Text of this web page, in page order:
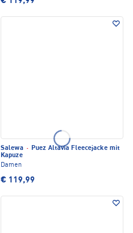
Salewa · Puez Altavia Fleecejacke mit
Kapuze
Damen
€ 119,99